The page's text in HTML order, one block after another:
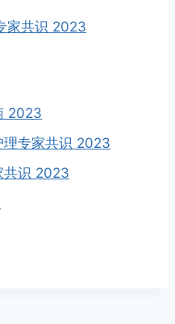
家共识 2023
2023
理专家共识 2023
共识 2023